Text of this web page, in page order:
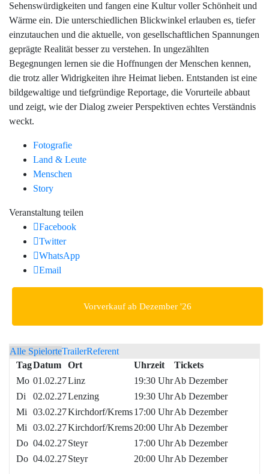
Sehenswürdigkeiten und fangen eine Kultur voller Schönheit und
Wärme ein. Die unterschiedlichen Blickwinkel erlauben es, tiefer
einzutauchen und die aktuelle, von gesellschaftlichen Spannungen
geprägte Realität besser zu verstehen. In ungezählten
Begegnungen lernen sie die Hoffnungen der Menschen kennen,
die trotz aller Widrigkeiten ihre Heimat lieben. Entstanden ist eine
bildgewaltige und tiefgründige Reportage, die Vorurteile abbaut
und zeigt, wie der Dialog zweier Perspektiven echtes Verständnis
weckt.
Fotografie
Land & Leute
Menschen
Story
Veranstaltung teilen
Facebook
Twitter
WhatsApp
Email
Vorverkauf ab Dezember '26
Alle SpielorteTrailerReferent
TagDatum Ort Uhrzeit
Tickets
Mo 01.02.27Linz 19:30 UhrAb Dezember
Di
02.02.27Lenzing 19:30 UhrAb Dezember
Mi
03.02.27Kirchdorf/Krems17:00 UhrAb Dezember
Mi
03.02.27Kirchdorf/Krems20:00 UhrAb Dezember
Do 04.02.27Steyr 17:00 UhrAb Dezember
Do 04.02.27Steyr 20:00 UhrAb Dezember